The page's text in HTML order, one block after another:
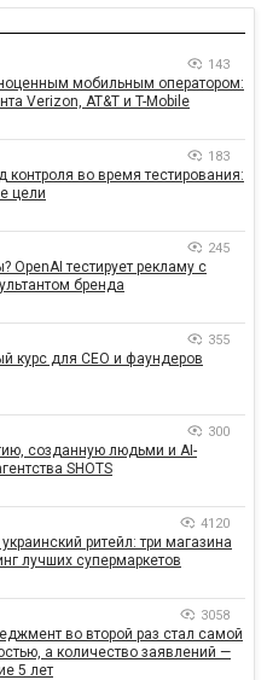
143
мобильным оператором:
Verizon, AT&T и T-Mobile
183
во время тестирования:
цели
245
OpenAI тестирует рекламу с
бренда
355
курс для CEO и фаундеров
300
созданную людьми и AI-
SHOTS
4120
ритейл: три магазина
лучших супермаркетов
3058
во второй раз стал самой
а количество заявлений —
5 лет